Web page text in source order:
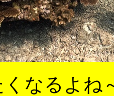
なるよね